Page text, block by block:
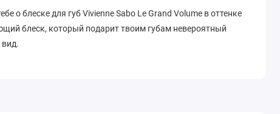
о блеске для губ Vivienne Sabo Le Grand Volume в оттенке
блеск, который подарит твоим губам невероятный